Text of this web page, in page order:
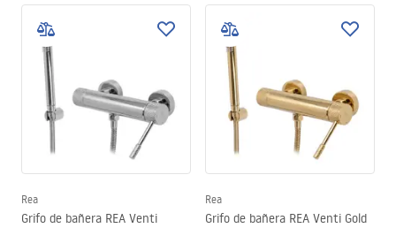
Rea
Grifo de bañera REA Venti
Rea
Grifo de bañera REA Venti Gold